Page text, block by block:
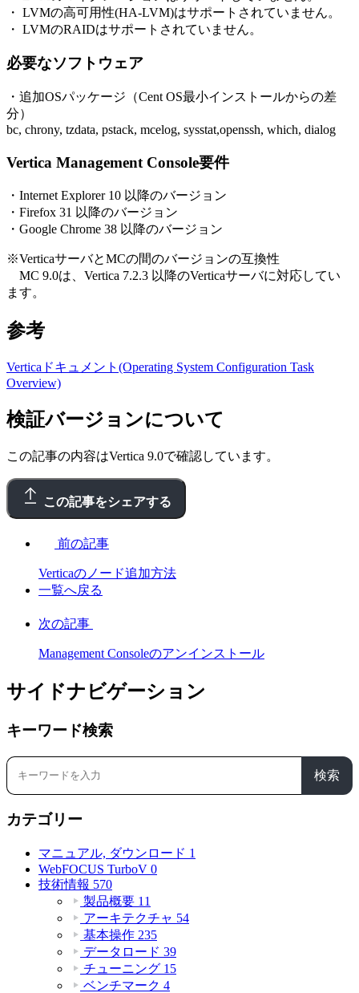
・ LVMの高可用性(HA-LVM)はサポートされていません。
・ LVMのRAIDはサポートされていません。
必要なソフトウェア
・追加OSパッケージ（Cent OS最小インストールからの差
分）
bc, chrony, tzdata, pstack, mcelog, sysstat,openssh, which, dialog
Vertica Management Console要件
・Internet Explorer 10 以降のバージョン
・Firefox 31 以降のバージョン
・Google Chrome 38 以降のバージョン
※VerticaサーバとMCの間のバージョンの互換性
MC 9.0は、Vertica 7.2.3 以降のVerticaサーバに対応してい
ます。
参考
Verticaドキュメント(Operating System Configuration Task
Overview)
検証バージョンについて
この記事の内容はVertica 9.0で確認しています。
この記事をシェアする
前の記事
Verticaのノード追加方法
一覧へ戻る
次の記事
Management Consoleのアンインストール
サイドナビゲーション
キーワード検索
検索
カテゴリー
マニュアル, ダウンロード 1
WebFOCUS TurboV 0
技術情報 570
製品概要 11
アーキテクチャ 54
基本操作 235
データロード 39
チューニング 15
ベンチマーク 4